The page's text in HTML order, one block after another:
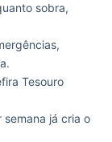
sobra,
Tesouro
semana já cria o